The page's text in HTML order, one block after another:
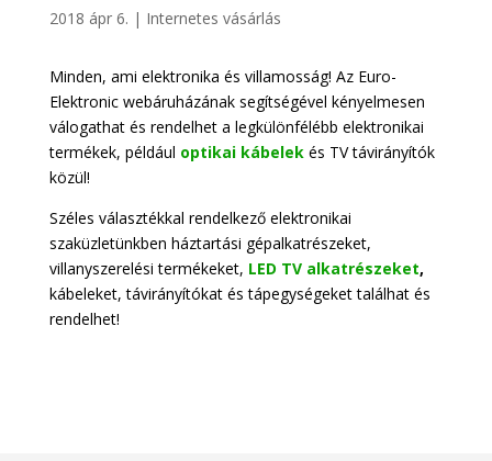
2018 ápr 6. | Internetes vásárlás
Minden, ami elektronika és villamosság! Az Euro-
Elektronic webáruházának segítségével kényelmesen
válogathat és rendelhet a legkülönfélébb elektronikai
termékek, például optikai kábelekés TV távirányítók
közül!
Széles választékkal rendelkező elektronikai
szaküzletünkben háztartási gépalkatrészeket,
villanyszerelési termékeket, LED TV alkatrészeket,
kábeleket, távirányítókat és tápegységeket találhat és
rendelhet!